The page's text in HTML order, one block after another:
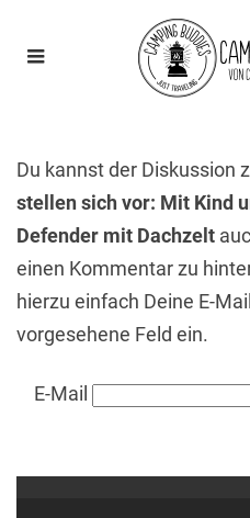
Du kannst der Diskussion
stellen sich vor: Mit Kind
Defender mit Dachzelt
einen Kommentar zu
hierzu einfach Deine E-
vorgesehene Feld ein.
E-Mail